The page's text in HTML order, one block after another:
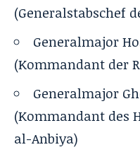
(Generalstabschef
Generalmajor
(Kommandant der
Generalmajor
(Kommandant des
al-Anbiya)